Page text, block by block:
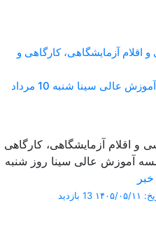
اقلام آزمایشگاهی، کارگاهی و
اداری بین دانشگاه کاشان و موسسه آموزش عالی سینا شنبه 10 مرداد
و اقلام آزمایشگاهی، کارگاهی
آموزش عالی سینا روز شنبه
۰۵/۱۱ 13 بازدید